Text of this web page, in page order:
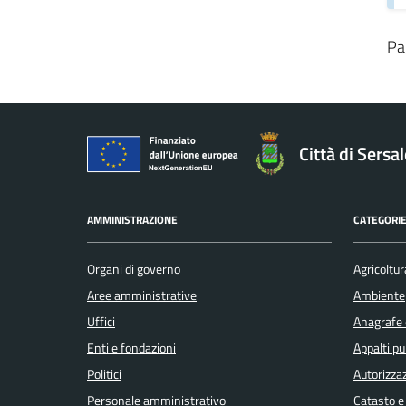
Città di
AMMINISTRAZIONE
Organi di governo
Aree amministrative
Uffici
Enti e fondazioni
Politici
Personale amministrativo
Ambiente
Appalti
Catasto